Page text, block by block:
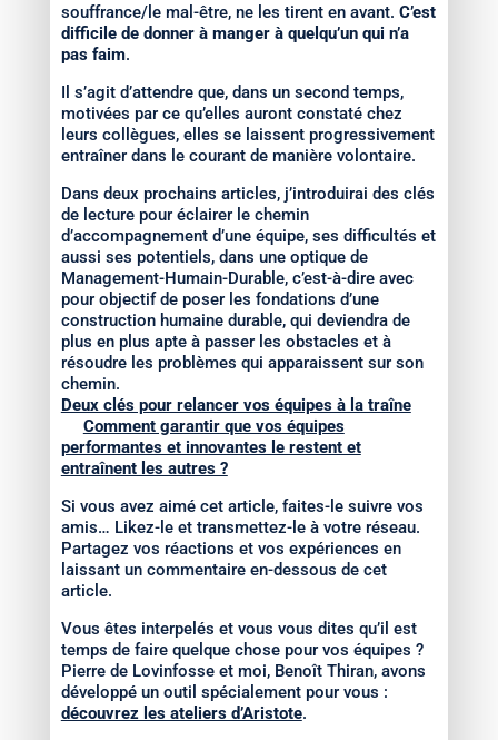
souffrance/le mal-être, ne les tirent en avant. C’est
difficile de donner à manger à quelqu’un qui n’a
pas faim.
Il s’agit d’attendre que, dans un second temps,
motivées par ce qu’elles auront constaté chez
leurs collègues, elles se laissent progressivement
entraîner dans le courant de manière volontaire.
Dans deux prochains articles, j’introduirai des clés
de lecture pour éclairer le chemin
d’accompagnement d’une équipe, ses difficultés et
aussi ses potentiels, dans une optique de
Management-Humain-Durable, c’est-à-dire avec
pour objectif de poser les fondations d’une
construction humaine durable, qui deviendra de
plus en plus apte à passer les obstacles et à
résoudre les problèmes qui apparaissent sur son
chemin.
Deux clés pour relancer vos équipes à la traîne
Comment garantir que vos équipes
performantes et innovantes le restent et
entraînent les autres ?
Si vous avez aimé cet article, faites-le suivre vos
amis… Likez-le et transmettez-le à votre réseau.
Partagez vos réactions et vos expériences en
laissant un commentaire en-dessous de cet
article.
Vous êtes interpelés et vous vous dites qu’il est
temps de faire quelque chose pour vos équipes ?
Pierre de Lovinfosse et moi, Benoît Thiran, avons
développé un outil spécialement pour vous :
découvrez les ateliers d’Aristote.